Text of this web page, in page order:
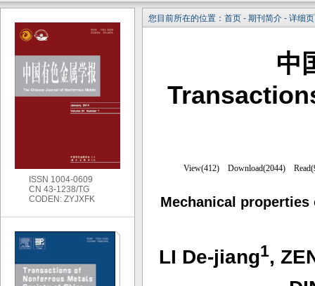
您目前所在的位置：首页 - 期刊简介 - 详细
中
Mechanical properties
LI De-jiang1,
ISSN 1004-0609
CN 43-1238/TG
CODEN: ZYJXFK